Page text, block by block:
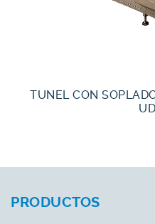
TUNEL CON
PRODUCTOS